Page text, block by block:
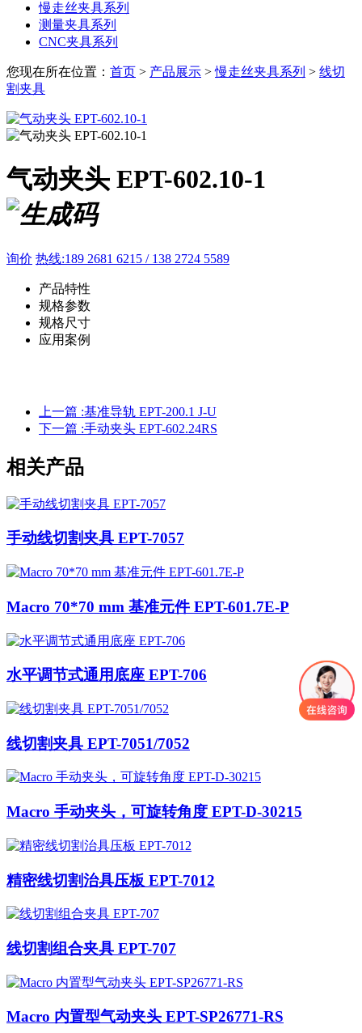
慢走丝夹具系列
测量夹具系列
CNC夹具系列
您现在所在位置： 首页 > 产品展示 >慢走丝夹具系列 > 线切
割夹具
气动夹头 EPT-602.10-1
询价 热线:189 2681 6215 / 138 2724 5589
产品特性
规格参数
规格尺寸
应用案例
上一篇 :基准导轨 EPT-200.1 J-U
下一篇 :手动夹头 EPT-602.24RS
相关产品
手动线切割夹具 EPT-7057
Macro 70*70 mm 基准元件 EPT-601.7E-P
水平调节式通用底座 EPT-706
线切割夹具 EPT-7051/7052
Macro 手动夹头，可旋转角度 EPT-D-30215
精密线切割治具压板 EPT-7012
线切割组合夹具 EPT-707
Macro 内置型气动夹头 EPT-SP26771-RS